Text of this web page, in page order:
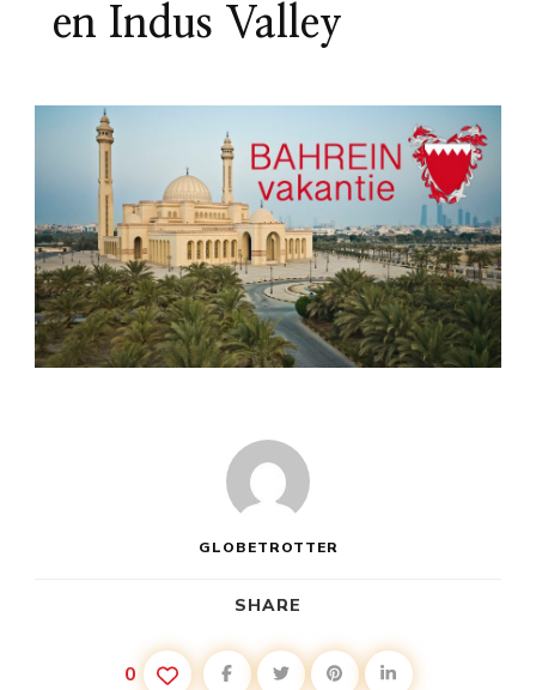
en Indus Valley
GLOBETROTTER
SHARE
0